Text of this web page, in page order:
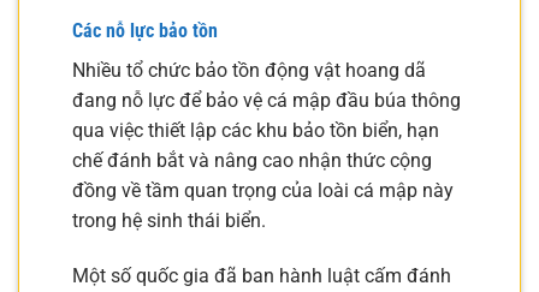
Các nỗ lực bảo tồn
Nhiều tổ chức bảo tồn động vật hoang dã
đang nỗ lực để bảo vệ cá mập đầu búa thông
qua việc thiết lập các khu bảo tồn biển, hạn
chế đánh bắt và nâng cao nhận thức cộng
đồng về tầm quan trọng của loài cá mập này
trong hệ sinh thái biển.
Một số quốc gia đã ban hành luật cấm đánh